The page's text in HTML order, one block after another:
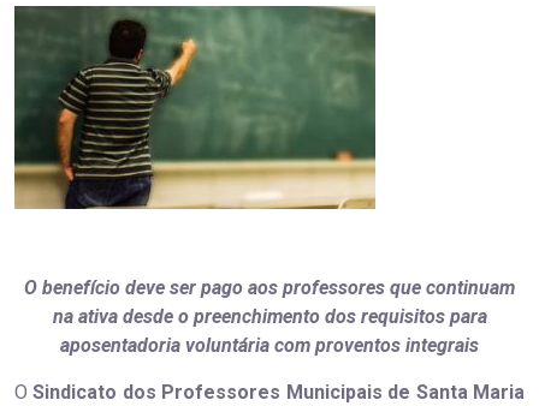
O benefício deve ser pago aos professores que continuam
na ativa desde o preenchimento dos requisitos para
aposentadoria voluntária com proventos integrais
OSindicato dos Professores Municipais de Santa Maria